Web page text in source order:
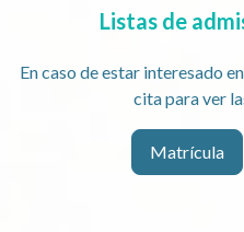
Listas de
En caso de estar interesado
cita para ver
Matrícula